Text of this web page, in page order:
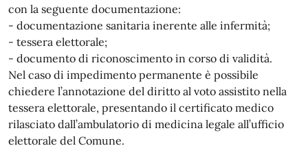
con la seguente documentazione:
- documentazione sanitaria inerente alle infermità;
- tessera elettorale;
- documento di riconoscimento in corso di validità.
Nel caso di impedimento permanente è possibile
chiedere l’annotazione del diritto al voto assistito nella
tessera elettorale, presentando il certificato medico
rilasciato dall’ambulatorio di medicina legale all’ufficio
elettorale del Comune.